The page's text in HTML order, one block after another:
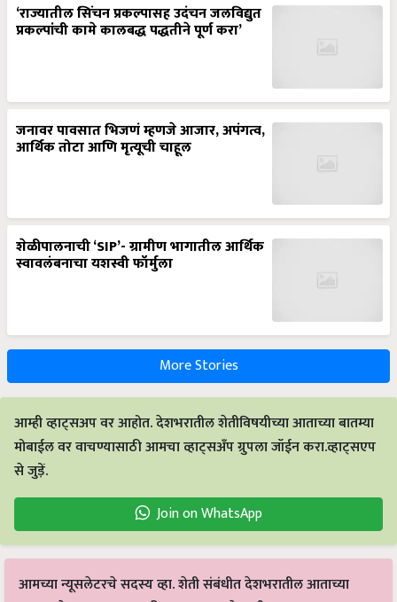
‘राज्यातील सिंचन प्रकल्पासह उदंचन जलविद्युत
प्रकल्पांची कामे कालबद्ध पद्धतीने पूर्ण करा’
जनावर पावसात भिजणं म्हणजे आजार, अपंगत्व,
आर्थिक तोटा आणि मृत्यूची चाहूल
शेळीपालनाची ‘SIP’- ग्रामीण भागातील आर्थिक
स्वावलंबनाचा यशस्वी फॉर्मुला
More Stories
आम्ही व्हाट्सअप वर आहोत. देशभरातील शेतीविषयीच्या आताच्या बातम्या
मोबाईल वर वाचण्यासाठी आमचा व्हाट्सअँप ग्रुपला जॉईन करा.व्हाट्सएप
से जुड़ें.
Join on WhatsApp
आमच्या न्यूसलेटरचे सदस्य व्हा. शेती संबंधीत देशभरातील आताच्या